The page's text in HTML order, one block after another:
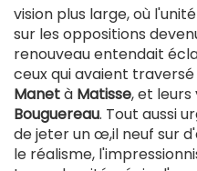
vision plus large, où
sur les oppositions
renouveau entendait
ceux qui avaient
Manetà Matisse, et leurs
Bouguereau. Tout aussi
de jeter un œ,il neuf sur
le réalisme,